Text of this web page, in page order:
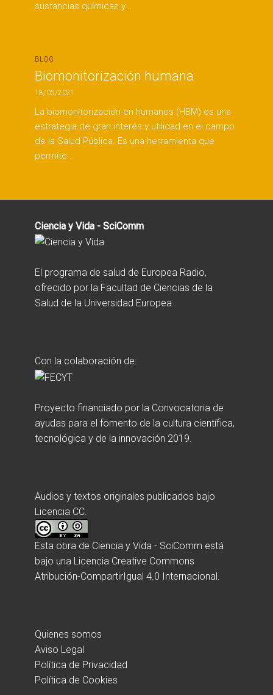
sustancias químicas y...
BLOG
Biomonitorización humana
18/05/2021
La biomonitorización en humanos (HBM) es una
estrategia de gran interés y utilidad en el campo
de la Salud Pública. Es una herramienta que
permite...
Ciencia y Vida - SciComm
El programa de salud de Europea Radio,
ofrecido por la Facultad de Ciencias de la
Salud de la Universidad Europea.
Con la colaboración de:
Proyecto financiado por la Convocatoria de
ayudas para el fomento de la cultura científica,
tecnológica y de la innovación 2019.
Audios y textos originales publicados bajo
Licencia CC.
Esta obra de Ciencia y Vida - SciComm está
bajo una Licencia Creative Commons
Atribución-CompartirIgual 4.0 Internacional
Quienes somos
Aviso Legal
Política de Privacidad
Política de Cookies